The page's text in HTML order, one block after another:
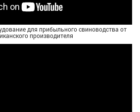
для прибыльного свиноводства от
производителя